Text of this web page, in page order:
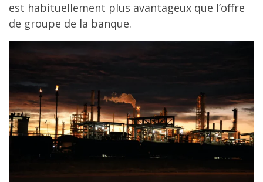
est habituellement plus avantageux que l’offre
de groupe de la banque.